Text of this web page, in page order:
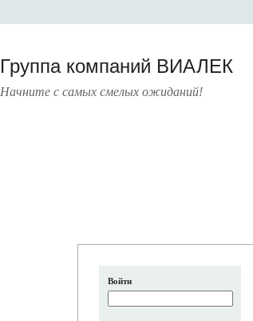
Группа компаний ВИАЛЕК
Начните с самых смелых ожиданий!
Войти